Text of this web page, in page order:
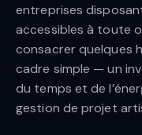
entreprises
accessibles à toute
consacrer quelques
cadre simple — un
du temps et de
gestion de projet